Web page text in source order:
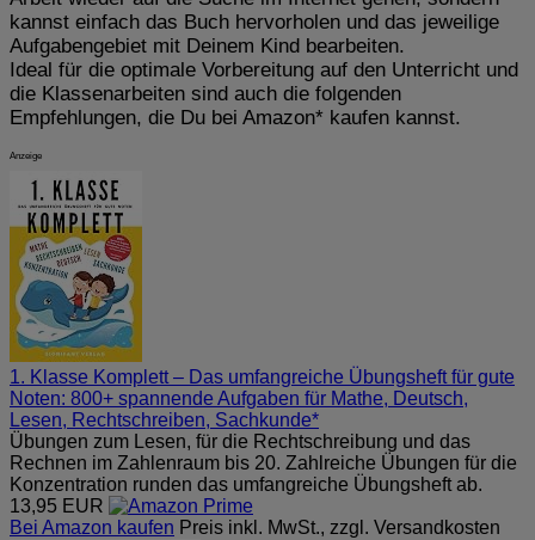
kannst einfach das Buch hervorholen und das jeweilige
Aufgabengebiet mit Deinem Kind bearbeiten.
Ideal für die optimale Vorbereitung auf den Unterricht und
die Klassenarbeiten sind auch die folgenden
Empfehlungen, die Du bei Amazon* kaufen kannst.
Anzeige
1. Klasse Komplett – Das umfangreiche Übungsheft für gute
Noten: 800+ spannende Aufgaben für Mathe, Deutsch,
Lesen, Rechtschreiben, Sachkunde*
Übungen zum Lesen, für die Rechtschreibung und das
Rechnen im Zahlenraum bis 20. Zahlreiche Übungen für die
Konzentration runden das umfangreiche Übungsheft ab.
13,95 EUR
Bei Amazon kaufen Preis inkl. MwSt., zzgl. Versandkosten